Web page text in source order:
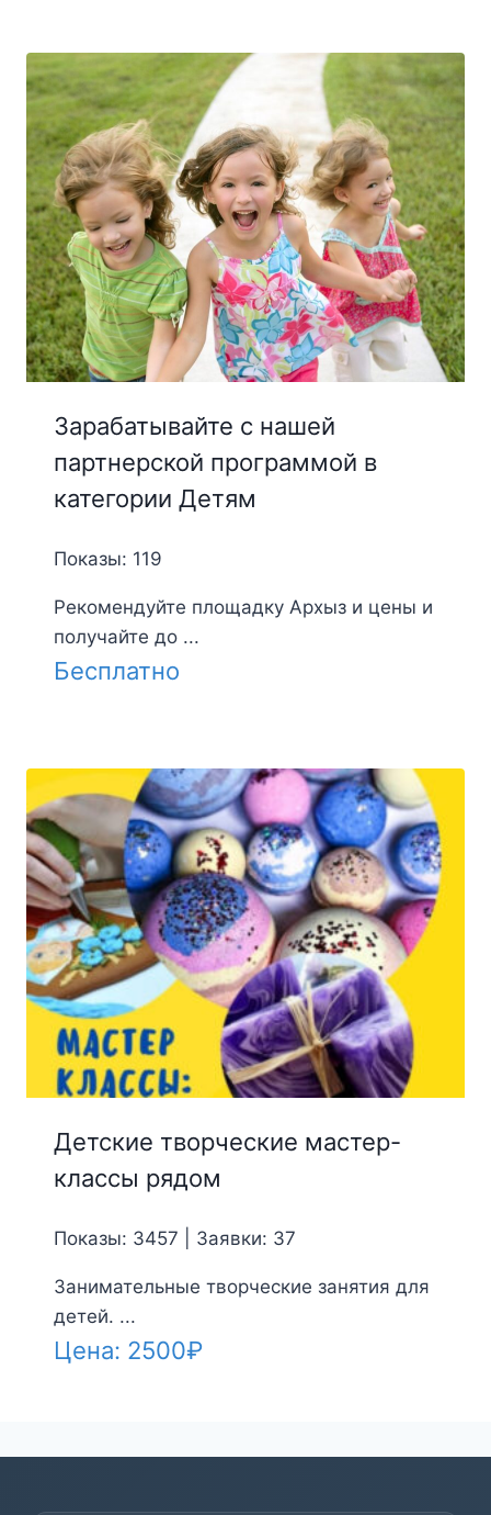
Зарабатывайте с нашей
партнерской программой в
категории Детям
Показы: 119
Рекомендуйте площадку Архыз и цены и
получайте до ...
Бесплатно
Детские творческие мастер-
классы рядом
Показы: 3457 | Заявки: 37
Занимательные творческие занятия для
детей. ...
Цена: 2500₽